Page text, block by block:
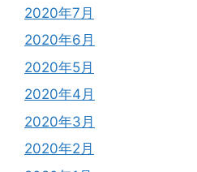
2020年7月
2020年6月
2020年5月
2020年4月
2020年3月
2020年2月